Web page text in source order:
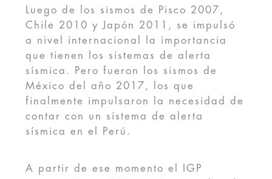
Luego de los sismos de Pisco 2007,
Chile 2010 y Japón 2011, se impulsó
a nivel internacional la importancia
que tienen los sistemas de alerta
sísmica. Pero fueron los sismos de
México del año 2017, los que
finalmente impulsaron la necesidad de
contar con un sistema de alerta
sísmica en el Perú.
A partir de ese momento el IGP